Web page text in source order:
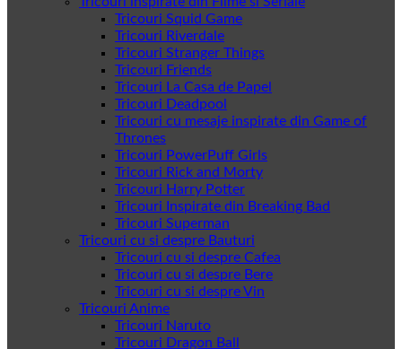
Tricouri Squid Game
Tricouri Riverdale
Tricouri Stranger Things
Tricouri Friends
Tricouri La Casa de Papel
Tricouri Deadpool
Tricouri cu mesaje inspirate din Game of
Thrones
Tricouri PowerPuff Girls
Tricouri Rick and Morty
Tricouri Harry Potter
Tricouri Inspirate din Breaking Bad
Tricouri Superman
Tricouri cu si despre Bauturi
Tricouri cu si despre Cafea
Tricouri cu si despre Bere
Tricouri cu si despre Vin
Tricouri Anime
Tricouri Naruto
Tricouri Dragon Ball